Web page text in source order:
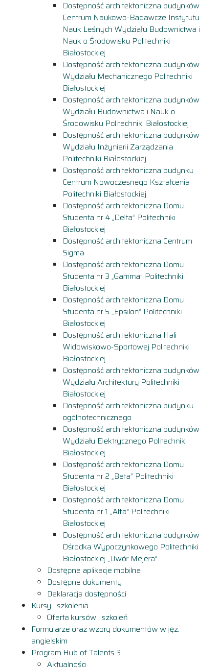
Dostępność architektoniczna budynków
Centrum Naukowo-Badawcze Instytutu
Nauk Leśnych Wydziału Budownictwa i
Nauk o Środowisku Politechniki
Białostockiej
Dostępność architektoniczna budynków
Wydziału Mechanicznego Politechniki
Białostockiej
Dostępność architektoniczna budynków
Wydziału Budownictwa i Nauk o
Środowisku Politechniki Białostockiej
Dostępność architektoniczna budynków
Wydziału Inżynierii Zarządzania
Politechniki Białostockiej
Dostępność architektoniczna budynku
Centrum Nowoczesnego Kształcenia
Politechniki Białostockiej
Dostępność architektoniczna Domu
Studenta nr 4 „Delta” Politechniki
Białostockiej
Dostępność architektoniczna Centrum
Sigma
Dostępność architektoniczna Domu
Studenta nr 3 „Gamma” Politechniki
Białostockiej
Dostępność architektoniczna Domu
Studenta nr 5 „Epsilon” Politechniki
Białostockiej
Dostępność architektoniczna Hali
Widowiskowo-Sportowej Politechniki
Białostockiej
Dostępność architektoniczna budynków
Wydziału Architektury Politechniki
Białostockiej
Dostępność architektoniczna budynku
ogólnotechnicznego
Dostępność architektoniczna budynków
Wydziału Elektrycznego Politechniki
Białostockiej
Dostępność architektoniczna Domu
Studenta nr 2 „Beta” Politechniki
Białostockiej
Dostępność architektoniczna Domu
Studenta nr 1 „Alfa” Politechniki
Białostockiej
Dostępność architektoniczna budynków
Ośrodka Wypoczynkowego Politechniki
Białostockiej „Dwór Mejera”
Dostępne aplikacje mobilne
Dostępne dokumenty
Deklaracja dostępności
Kursy i szkolenia
Oferta kursów i szkoleń
Formularze oraz wzory dokumentów w jęz.
angielskim
Program Hub of Talents 3
Aktualności